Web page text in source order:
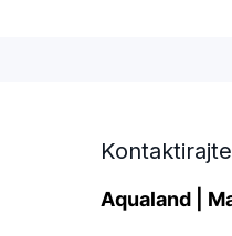
Aqualand |